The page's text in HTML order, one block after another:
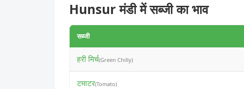
Hunsur मंडी में सब्जी का भाव
सब्जी
हरी मिर्च(Green Chilly)
टमाटर(Tomato)